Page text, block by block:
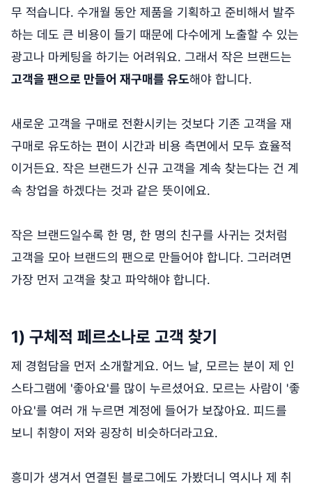
무 적습니다. 수개월 동안 제품을 기획하고 준비해서 발주
하는 데도 큰 비용이 들기 때문에 다수에게 노출할 수 있는
광고나 마케팅을 하기는 어려워요. 그래서 작은 브랜드는
고객을 팬으로 만들어 재구매를 유도해야 합니다.
새로운 고객을 구매로 전환시키는 것보다 기존 고객을 재
구매로 유도하는 편이 시간과 비용 측면에서 모두 효율적
이거든요. 작은 브랜드가 신규 고객을 계속 찾는다는 건 계
속 창업을 하겠다는 것과 같은 뜻이에요.
작은 브랜드일수록 한 명, 한 명의 친구를 사귀는 것처럼
고객을 모아 브랜드의 팬으로 만들어야 합니다. 그러려면
가장 먼저 고객을 찾고 파악해야 합니다.
1) 구체적 페르소나로 고객 찾기
제 경험담을 먼저 소개할게요. 어느 날, 모르는 분이 제 인
스타그램에 '좋아요'를 많이 누르셨어요. 모르는 사람이 '좋
아요'를 여러 개 누르면 계정에 들어가 보잖아요. 피드를
보니 취향이 저와 굉장히 비슷하더라고요.
흥미가 생겨서 연결된 블로그에도 가봤더니 역시나 제 취